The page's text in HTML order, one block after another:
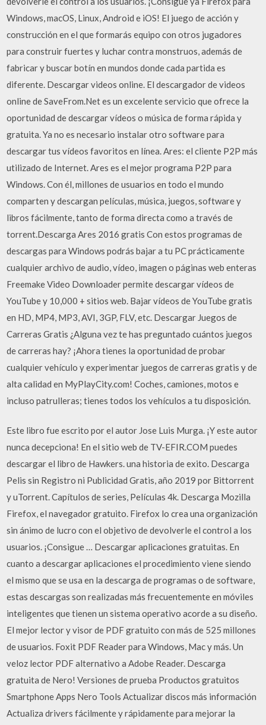
Windows, macOS, Linux, Android e iOS! El juego de acción y
construcción en el que formarás equipo con otros jugadores
para construir fuertes y luchar contra monstruos, además de
fabricar y buscar botín en mundos donde cada partida es
diferente. Descargar videos online. El descargador de videos
online de SaveFrom.Net es un excelente servicio que ofrece la
oportunidad de descargar vídeos o música de forma rápida y
gratuita. Ya no es necesario instalar otro software para
descargar tus vídeos favoritos en línea. Ares: el cliente P2P más
utilizado de Internet. Ares es el mejor programa P2P para
Windows. Con él, millones de usuarios en todo el mundo
comparten y descargan películas, música, juegos, software y
libros fácilmente, tanto de forma directa como a través de
torrent.Descarga Ares 2016 gratis Con estos programas de
descargas para Windows podrás bajar a tu PC prácticamente
cualquier archivo de audio, vídeo, imagen o páginas web enteras
Freemake Video Downloader permite descargar vídeos de
YouTube y 10,000 + sitios web. Bajar vídeos de YouTube gratis
en HD, MP4, MP3, AVI, 3GP, FLV, etc. Descargar Juegos de
Carreras Gratis ¿Alguna vez te has preguntado cuántos juegos
de carreras hay? ¡Ahora tienes la oportunidad de probar
cualquier vehículo y experimentar juegos de carreras gratis y de
alta calidad en MyPlayCity.com! Coches, camiones, motos e
incluso patrulleras; tienes todos los vehículos a tu disposición.
Este libro fue escrito por el autor Jose Luis Murga. ¡Y este autor
nunca decepciona! En el sitio web de TV-EFIR.COM puedes
descargar el libro de Hawkers. una historia de exito. Descarga
Pelis sin Registro ni Publicidad Gratis, año 2019 por Bittorrent
y uTorrent. Capítulos de series, Películas 4k. Descarga Mozilla
Firefox, el navegador gratuito. Firefox lo crea una organización
sin ánimo de lucro con el objetivo de devolverle el control a los
usuarios. ¡Consigue … Descargar aplicaciones gratuitas. En
cuanto a descargar aplicaciones el procedimiento viene siendo
el mismo que se usa en la descarga de programas o de software,
estas descargas son realizadas más frecuentemente en móviles
inteligentes que tienen un sistema operativo acorde a su diseño.
El mejor lector y visor de PDF gratuito con más de 525 millones
de usuarios. Foxit PDF Reader para Windows, Mac y más. Un
veloz lector PDF alternativo a Adobe Reader. Descarga
gratuita de Nero! Versiones de prueba Productos gratuitos
Smartphone Apps Nero Tools Actualizar discos más información
Actualiza drivers fácilmente y rápidamente para mejorar la